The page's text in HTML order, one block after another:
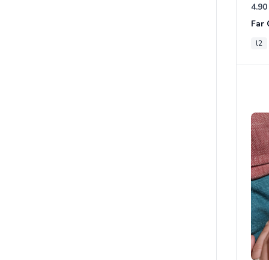
l2